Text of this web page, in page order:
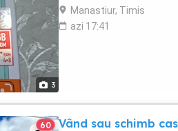
3
Manastiur, Timis
azi 17:41
60
Vând sau schimb